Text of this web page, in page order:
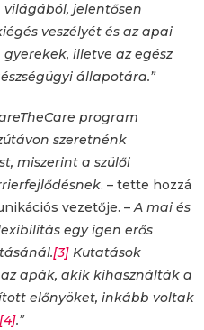
jelentősen
veszélyét és az apai
illetve az egész
állapotára.”
program
szeretnénk
miszerint a szülői
. – tette hozzá
vezetője. –A mai és
egy igen erős
[3]Kutatások
apák, akik kihasználták a
előnyöket, inkább voltak
.”